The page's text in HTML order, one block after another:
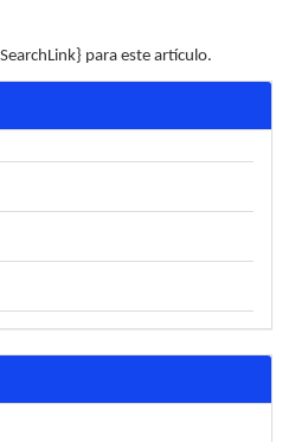
para este artículo.